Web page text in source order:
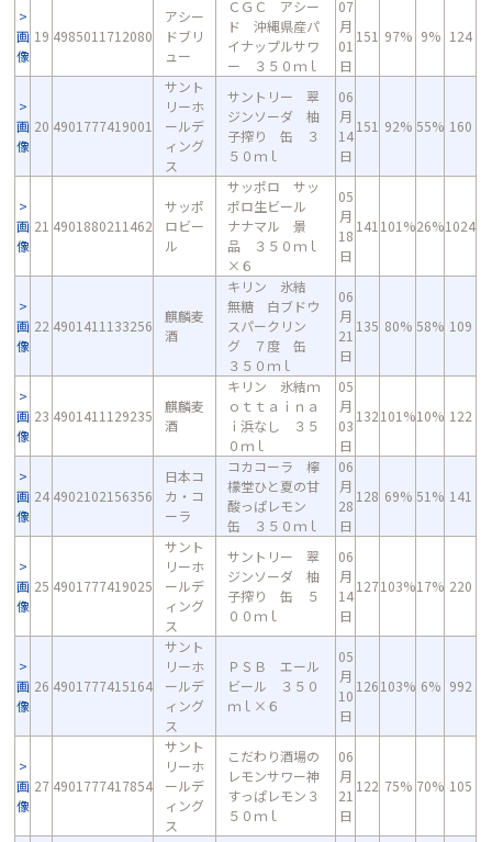
画
像
19 4985011712080
アシー
ドブリ
ュー
ＣＧＣ アシー
ド 沖縄県産パ
イナップルサワ
ー ３５０ｍｌ
07
月
01
日
151 97% 9% 124
画
像
20 4901777419001
サント
リーホ
ールデ
ィング
ス
サントリー 翠
ジンソーダ 柚
子搾り 缶 ３
５０ｍｌ
06
月
14
日
151 92% 55% 160
画
像
21 4901880211462
サッポ
ロビー
ル
サッポロ サッ
ポロ生ビール
ナナマル 景
品 ３５０ｍｌ
×６
05
月
18
日
141 101%26%1024
画
像
22 4901411133256
麒麟麦
酒
キリン 氷結
無糖 白ブドウ
スパークリン
グ ７度 缶
３５０ｍｌ
06
月
21
日
135 80% 58% 109
画
像
23 4901411129235
麒麟麦
酒
キリン 氷結ｍ
ｏｔｔａｉｎａ
ｉ浜なし ３５
０ｍｌ
05
月
03
日
132101%10% 122
画
像
24 4902102156356
日本コ
カ・コ
ーラ
コカコーラ 檸
檬堂ひと夏の甘
酸っぱレモン
缶 ３５０ｍｌ
06
月
28
日
128 69% 51% 141
画
像
25 4901777419025
サント
リーホ
ールデ
ィング
ス
サントリー 翠
ジンソーダ 柚
子搾り 缶 ５
００ｍｌ
06
月
14
日
127103%17% 220
画
像
26 4901777415164
サント
リーホ
ールデ
ィング
ス
ＰＳＢ エール
ビール ３５０
ｍｌ×６
05
月
10
日
126103% 6% 992
画
像
27 4901777417854
サント
リーホ
ールデ
ィング
ス
こだわり酒場の
レモンサワー神
すっぱレモン３
５０ｍｌ
06
月
21
日
122 75% 70% 105